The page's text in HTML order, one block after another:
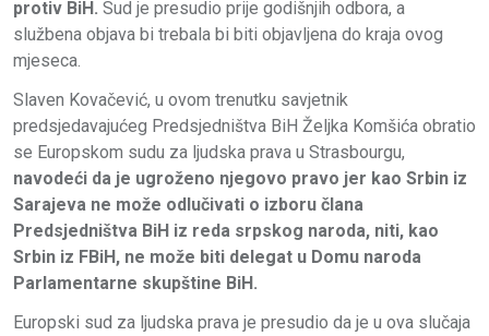
protiv BiH. Sud je presudio prije godišnjih odbora, a
službena objava bi trebala bi biti objavljena do kraja ovog
mjeseca.
Slaven Kovačević, u ovom trenutku savjetnik
predsjedavajućeg Predsjedništva BiH Željka Komšića obratio
se Europskom sudu za ljudska prava u Strasbourgu,
navodeći da je ugroženo njegovo pravo jer kao Srbin iz
Sarajeva ne može odlučivati o izboru člana
Predsjedništva BiH iz reda srpskog naroda, niti, kao
Srbin iz FBiH, ne može biti delegat u Domu naroda
Parlamentarne skupštine BiH.
Europski sud za ljudska prava je presudio da je u ova slučaja